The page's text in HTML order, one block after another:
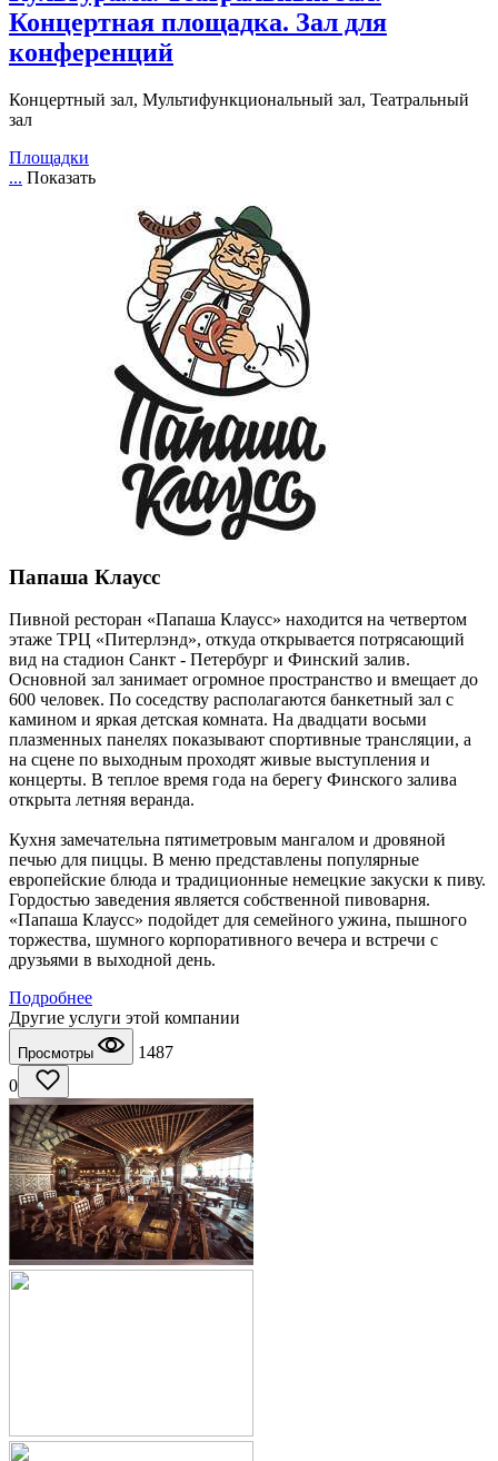
Концертная площадка. Зал для
конференций
Концертный зал, Мультифункциональный зал, Театральный
зал
Площадки
... Показать
Папаша Клаусс
Пивной ресторан «Папаша Клаусс» находится на четвертом
этаже ТРЦ «Питерлэнд», откуда открывается потрясающий
вид на стадион Санкт - Петербург и Финский залив.
Основной зал занимает огромное пространство и вмещает до
600 человек. По соседству располагаются банкетный зал с
камином и яркая детская комната. На двадцати восьми
плазменных панелях показывают спортивные трансляции, а
на сцене по выходным проходят живые выступления и
концерты. В теплое время года на берегу Финского залива
открыта летняя веранда.
Кухня замечательна пятиметровым мангалом и дровяной
печью для пиццы. В меню представлены популярные
европейские блюда и традиционные немецкие закуски к пиву.
Гордостью заведения является собственной пивоварня.
«Папаша Клаусс» подойдет для семейного ужина, пышного
торжества, шумного корпоративного вечера и встречи с
друзьями в выходной день.
Подробнее
Другие услуги этой компании
Просмотры
1487
0